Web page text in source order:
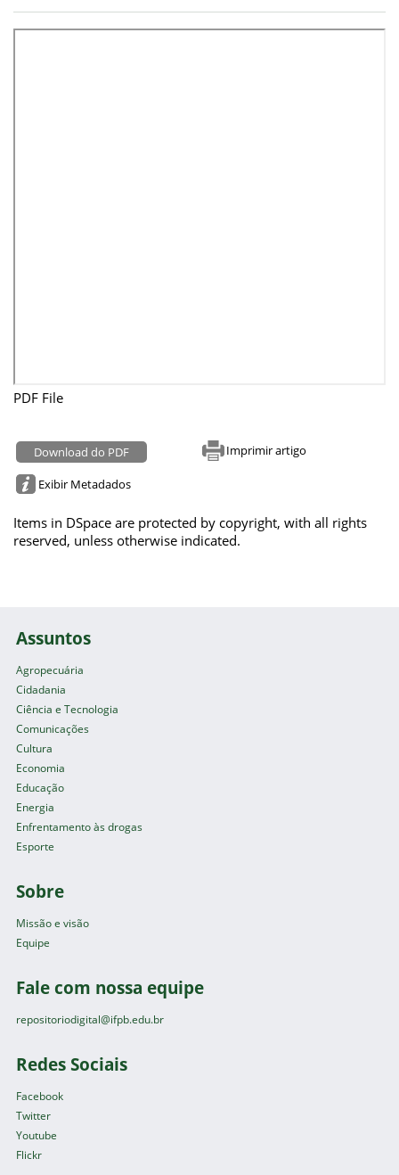
PDF File
Download do PDF Imprimir artigo
Exibir Metadados
Items in DSpace are protected by copyright, with all rights
reserved, unless otherwise indicated.
Assuntos
Agropecuária
Cidadania
Ciência e Tecnologia
Comunicações
Cultura
Economia
Educação
Energia
Enfrentamento às drogas
Esporte
Sobre
Missão e visão
Equipe
Fale com nossa equipe
repositoriodigital@ifpb.edu.br
Redes Sociais
Facebook
Twitter
Youtube
Flickr